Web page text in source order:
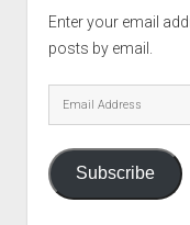
Enter your email
posts by email.
Email
Address
Subscribe